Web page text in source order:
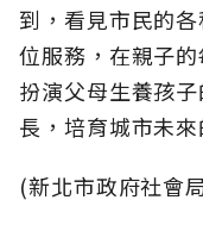
到，看見市民的
位服務，在親子
扮演父母生養孩
長，培育城市未來
(新北市政府社會